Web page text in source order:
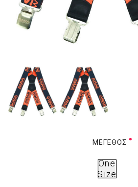
ΜΈΓΕΘΟΣ
One
Size